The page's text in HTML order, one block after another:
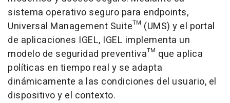
sistema operativo seguro para endpoints,
Universal Management Suite™ (UMS) y el portal
de aplicaciones IGEL, IGEL implementa un
modelo de seguridad preventiva™ que aplica
políticas en tiempo real y se adapta
dinámicamente a las condiciones del usuario, el
dispositivo y el contexto.